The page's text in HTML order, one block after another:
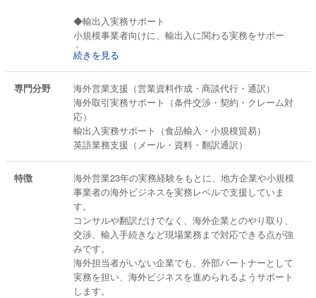
◆輸出入実務サポート
小規模事業者向けに、輸出入に関わる実務をサポー
ト。
輸入手続き、食品輸入届出、表示ラベル作成、物流・
◆海外営業支援
海外営業における実務を代行・支援。
営業資料作成、見積書作成、問い合わせ対応、商談対
応（代行・通訳）など、英語を使った営業業務をサポ
ートします。
◆輸入販売事業
スペイン「El Paeller（エル・パエラー）」のパエリア
スープの輸入・販売。
法人向け卸売およびEC販売を展開しています。
続きを見る
専門分野
海外営業支援（営業資料作成・商談代行・通訳）
海外取引実務サポート（条件交渉・契約・クレーム対
応）
輸出入実務サポート（食品輸入・小規模貿易）
英語業務支援（メール・資料・翻訳通訳）
特徴
海外営業23年の実務経験をもとに、地方企業や小規模
事業者の海外ビジネスを実務レベルで支援していま
す。
コンサルや翻訳だけでなく、海外企業とのやり取り、
交渉、輸入手続きなど現場業務まで対応できる点が強
みです。
海外担当者がいない企業でも、外部パートナーとして
実務を担い、海外ビジネスを進められるようサポート
します。